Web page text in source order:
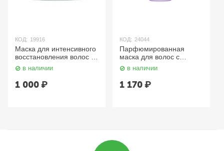
КОД: 19916
Маска для интенсивного
восстановления волос /
Intensive Mask for
Damaged Hair, 500 мл
TEFIA Mycare
в наличии
1 000₽
КОД: 24044
Парфюмированная
маска для волос c
ароматом белого
мускуса 500 мл
LODEURLETTE
в наличии
1 170₽